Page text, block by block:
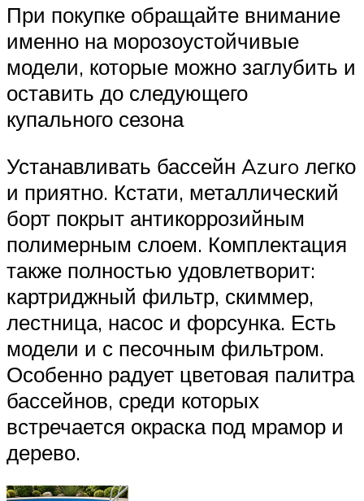
При покупке обращайте внимание
именно на морозоустойчивые
модели, которые можно заглубить и
оставить до следующего
купального сезона
Устанавливать бассейн Azuro легко
и приятно. Кстати, металлический
борт покрыт антикоррозийным
полимерным слоем. Комплектация
также полностью удовлетворит:
картриджный фильтр, скиммер,
лестница, насос и форсунка. Есть
модели и с песочным фильтром.
Особенно радует цветовая палитра
бассейнов, среди которых
встречается окраска под мрамор и
дерево.